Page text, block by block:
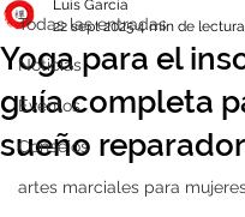
Todas las entradas
Noticias
Eventos
Consejos
artes marciales para
Yoga para el
guía completa
sueño reparador
Luis García
22 sept 20254 min de lectura